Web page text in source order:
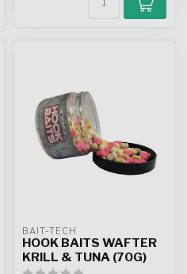
BAIT-TECH
HOOK BAITS WAFTER
KRILL & TUNA (70G)